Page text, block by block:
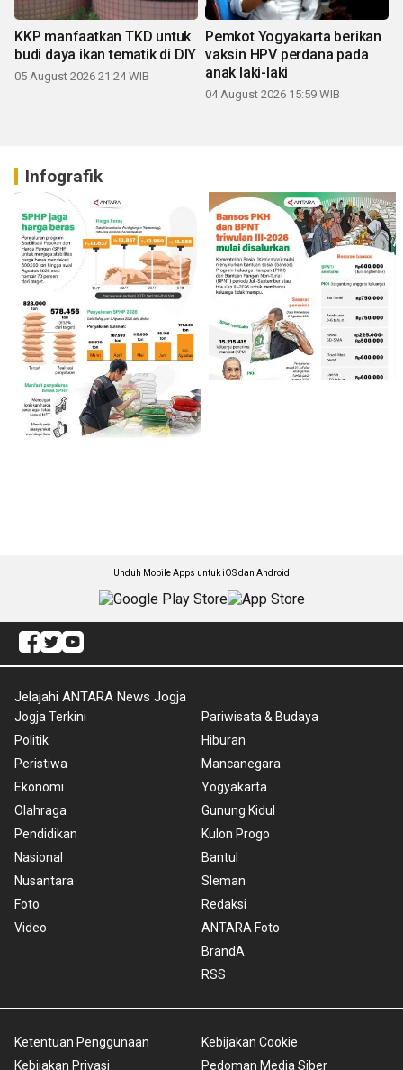
KKP manfaatkan TKD untuk
budi daya ikan tematik di DIY
05 August 2026 21:24 WIB
Pemkot Yogyakarta berikan
vaksin HPV perdana pada
anak laki-laki
04 August 2026 15:59 WIB
Infografik
Unduh Mobile Apps untuk iOS dan Android
Jelajahi ANTARA News Jogja
Jogja Terkini
Politik
Peristiwa
Ekonomi
Olahraga
Pendidikan
Nasional
Nusantara
Foto
Video
Pariwisata & Budaya
Hiburan
Mancanegara
Yogyakarta
Gunung Kidul
Kulon Progo
Bantul
Sleman
Redaksi
ANTARA Foto
BrandA
RSS
Ketentuan Penggunaan
Kebijakan Privasi
Kebijakan Cookie
Pedoman Media Siber